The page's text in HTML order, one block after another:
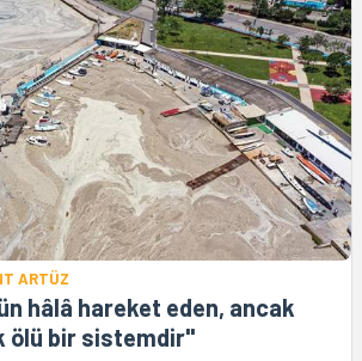
ARTÜZ
hâlâ hareket eden, ancak
ölü bir sistemdir"